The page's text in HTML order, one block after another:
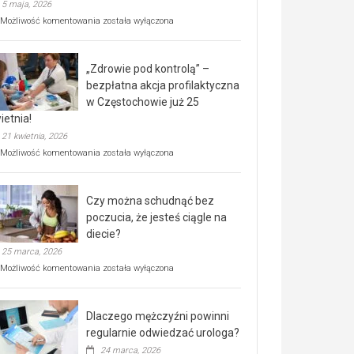
5 maja, 2026
Możliwość komentowania Rusza
rehabilitacji
dla
seniorów!
została wyłączona
„Zdrowie pod kontrolą” –
bezpłatna akcja profilaktyczna
w Częstochowie już 25
21 kwietnia, 2026
Możliwość komentowania „Zdrowie
bezpłatna
akcja
profilaktyczna
w
już
kwietnia!
została wyłączona
Czy można schudnąć bez
poczucia, że jesteś ciągle na
diecie?
25 marca, 2026
Możliwość komentowania Czy
poczucia,
że
została wyłączona
Dlaczego mężczyźni powinni
regularnie odwiedzać urologa?
24 marca, 2026